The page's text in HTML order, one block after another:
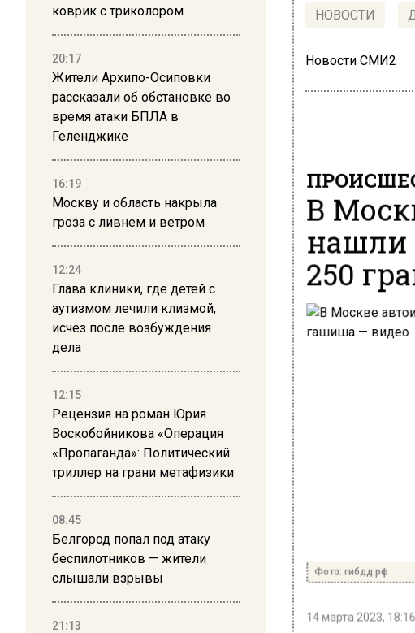
коврик с триколором
20:17
Жители Архипо-Осиповки
рассказали об обстановке во
время атаки БПЛА в
Геленджике
16:19
Москву и область накрыла
гроза с ливнем и ветром
12:24
Глава клиники, где детей с
аутизмом лечили клизмой,
исчез после возбуждения
дела
12:15
Рецензия на роман Юрия
Воскобойникова «Операция
«Пропаганда»: Политический
триллер на грани метафизики
08:45
Белгород попал под атаку
беспилотников — жители
слышали взрывы
21:13
НОВОСТИ
Новости СМИ2
В
нашли
250
Фото: гибдд.рф
14 марта 2023, 18:16